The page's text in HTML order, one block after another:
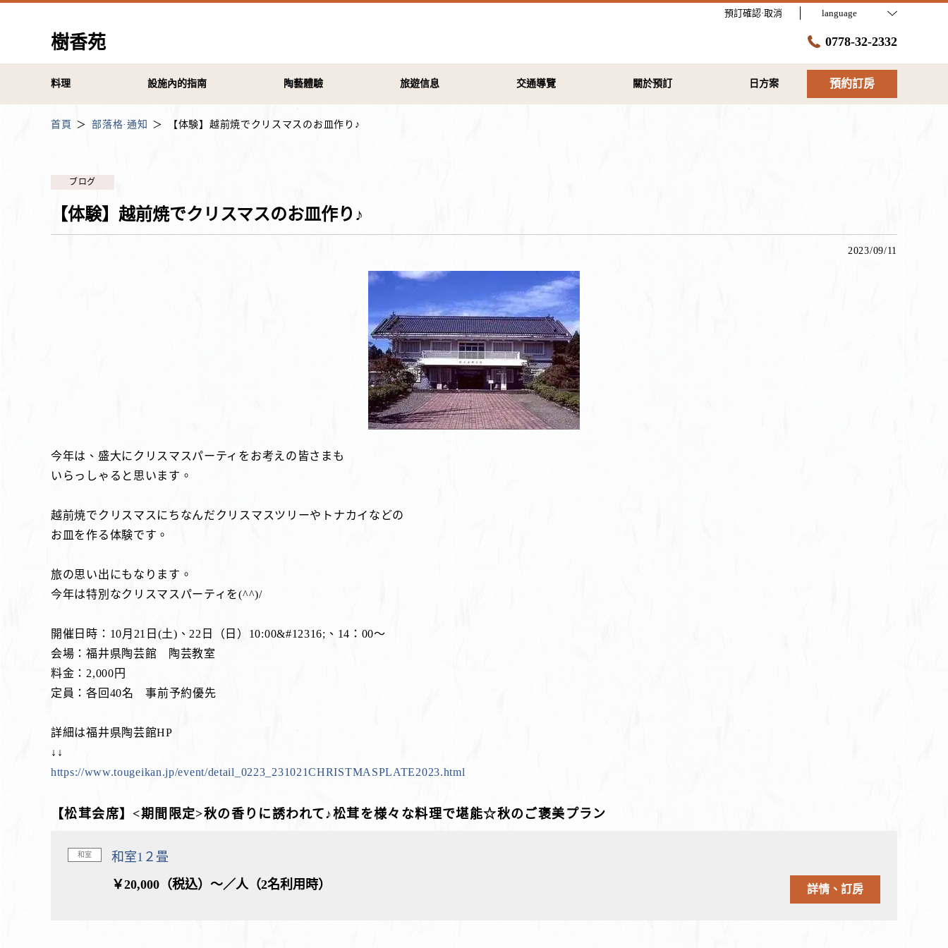
預訂確認·取消 language
樹香苑 0778-32-2332
料理 設施內的指南 陶藝體驗 旅遊信息 交通導覽 關於預訂 日方案 預約訂房
首頁 部落格·通知 【体験】越前焼でクリスマスのお皿作り♪
ブログ
【体験】越前焼でクリスマスのお皿作り♪
2023/09/11
今年は、盛大にクリスマスパーティをお考えの皆さまも
いらっしゃると思います。
越前焼でクリスマスにちなんだクリスマスツリーやトナカイなどの
お皿を作る体験です。
旅の思い出にもなります。
今年は特別なクリスマスパーティを(^^)/
開催日時：10月21日(土)、22日（日）10:00&#12316;、14：00～
会場：福井県陶芸館 陶芸教室
料金：2,000円
定員：各回40名 事前予約優先
詳細は福井県陶芸館HP
↓↓
https://www.tougeikan.jp/event/detail_0223_231021CHRISTMASPLATE2023.html
【松茸会席】<期間限定>秋の香りに誘われて♪松茸を様々な料理で堪能☆秋のご褒美プラン
和室
和室1２畳
￥20,000（税込）～／人（2名利用時）
詳情、訂房